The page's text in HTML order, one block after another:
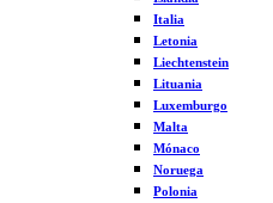
Italia
Letonia
Liechtenstein
Lituania
Luxemburgo
Malta
Mónaco
Noruega
Polonia